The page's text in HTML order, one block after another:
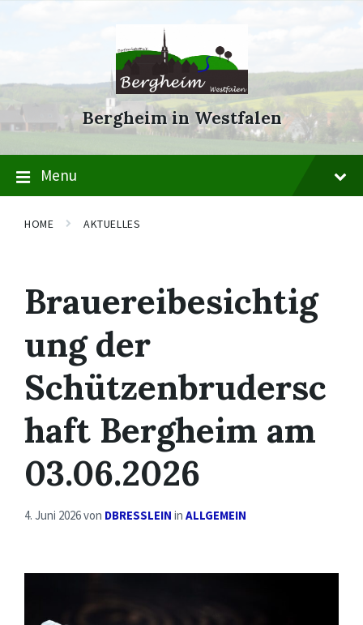
Skip
Skip
Skip
Bergheim in Westfalen
Menu
HOME AKTUELLES
Brauereibesichtig
ung der
Schützenbrudersc
haft Bergheim am
03.06.2026
4. Juni 2026von DBRESSLEIN in ALLGEMEIN